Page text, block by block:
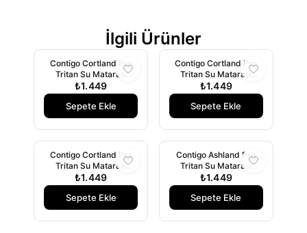
İlgili Ürünler
Contigo Cortland Pro
Tritan Su Matarası
720ml Gri
₺1.449
Sepete Ekle
Contigo Cortland Pro
Tritan Su Matarası
720ml Turkuaz
₺1.449
Sepete Ekle
Contigo Cortland Pro
Tritan Su Matarası
720ml Buz Mavisi
₺1.449
Sepete Ekle
Contigo Ashland Pro
Tritan Su Matarası
720ml - Gri
₺1.449
Sepete Ekle